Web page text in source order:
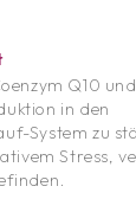
Q10
in den
System zu
Stress,